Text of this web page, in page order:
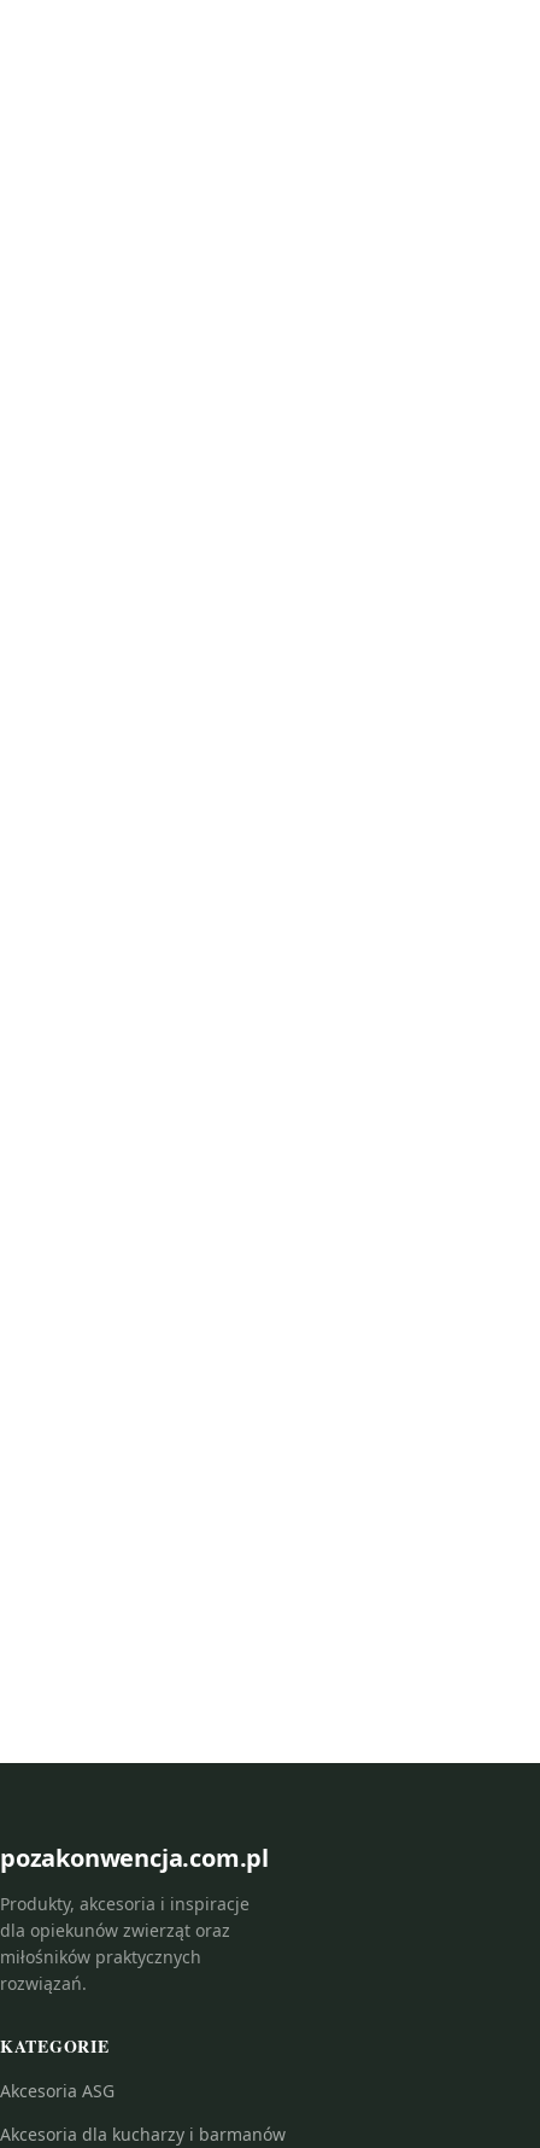
pozakonwencja.com.pl
Produkty, akcesoria i inspiracje
dla opiekunów zwierząt oraz
miłośników praktycznych
rozwiązań.
KATEGORIE
Akcesoria ASG
Akcesoria dla kucharzy i barmanów